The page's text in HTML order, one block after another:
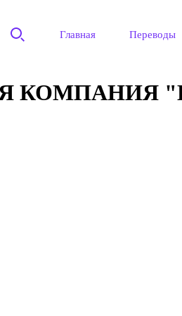
Главная Переводы
КОМПАНИЯ